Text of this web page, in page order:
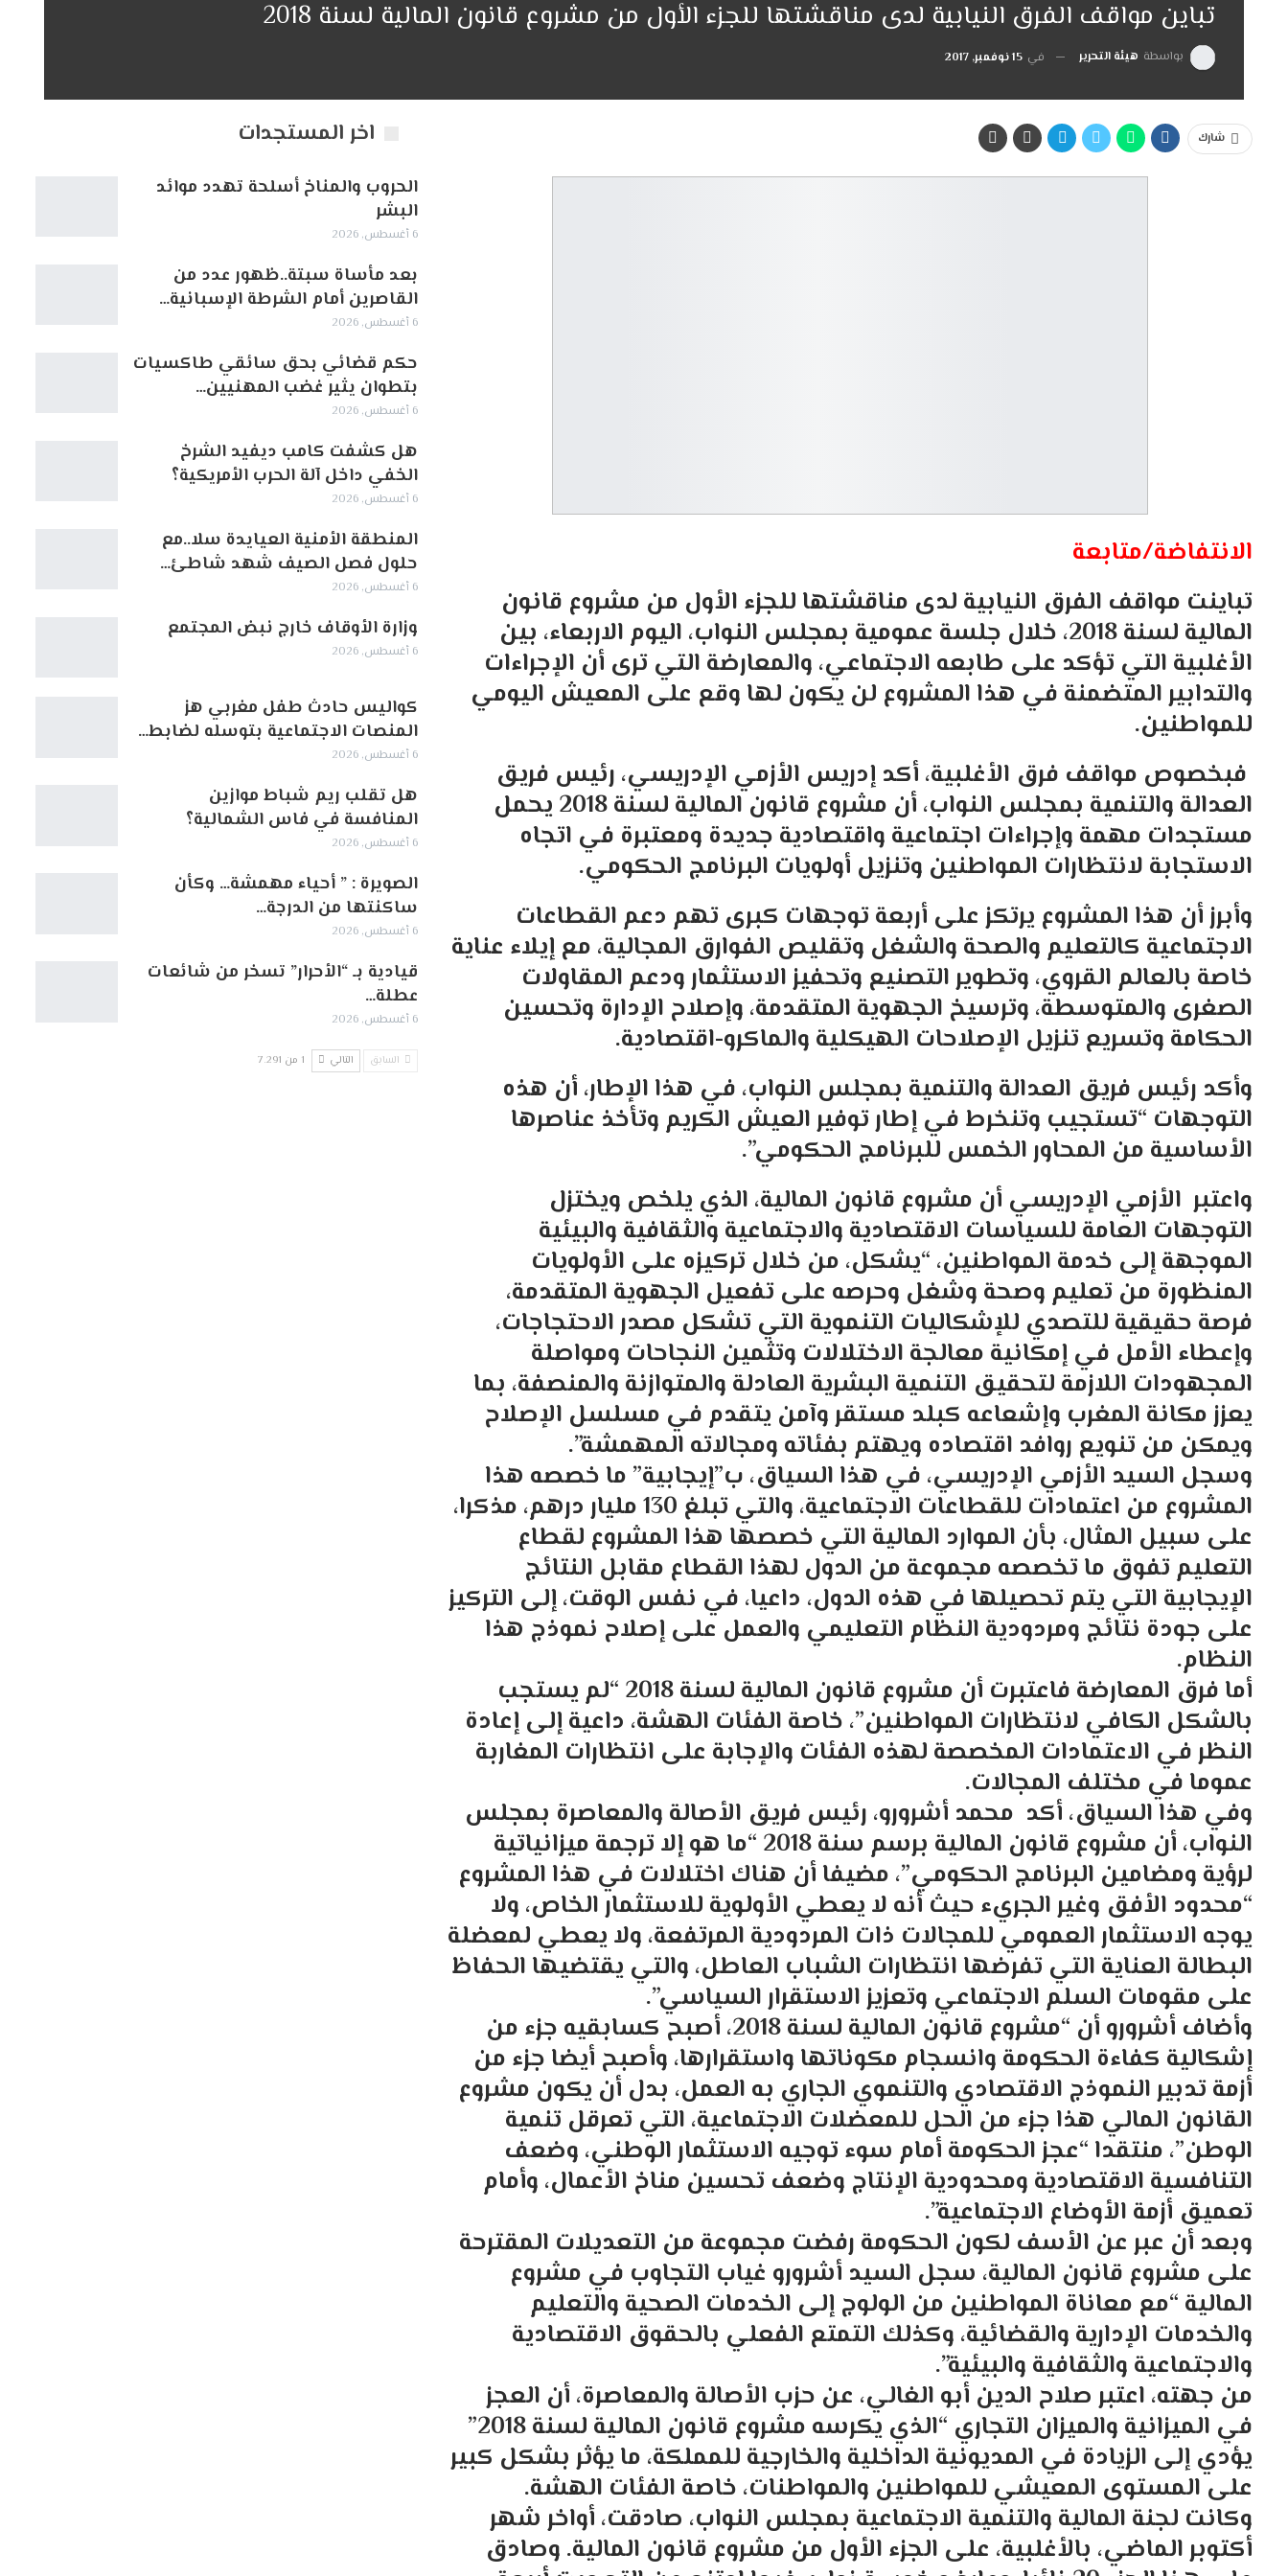
تباين مواقف الفرق النيابية لدى مناقشتها للجزء الأول من مشروع قانون المالية لسنة 2018
بواسطة هيئة التحرير في 15 نوفمبر, 2017
شارك
الانتفاضة/متابعة
تباينت مواقف الفرق النيابية لدى مناقشتها للجزء الأول من مشروع قانون
المالية لسنة 2018، خلال جلسة عمومية بمجلس النواب، اليوم الاربعاء، بين
الأغلبية التي تؤكد على طابعه الاجتماعي، والمعارضة التي ترى أن الإجراءات
والتدابير المتضمنة في هذا المشروع لن يكون لها وقع على المعيش اليومي
للمواطنين.
فبخصوص مواقف فرق الأغلبية، أكد إدريس الأزمي الإدريسي، رئيس فريق
العدالة والتنمية بمجلس النواب، أن مشروع قانون المالية لسنة 2018 يحمل
مستجدات مهمة وإجراءات اجتماعية واقتصادية جديدة ومعتبرة في اتجاه
الاستجابة لانتظارات المواطنين وتنزيل أولويات البرنامج الحكومي.
وأبرز أن هذا المشروع يرتكز على أربعة توجهات كبرى تهم دعم القطاعات
الاجتماعية كالتعليم والصحة والشغل وتقليص الفوارق المجالية، مع إيلاء عناية
خاصة بالعالم القروي، وتطوير التصنيع وتحفيز الاستثمار ودعم المقاولات
الصغرى والمتوسطة، وترسيخ الجهوية المتقدمة، وإصلاح الإدارة وتحسين
الحكامة وتسريع تنزيل الإصلاحات الهيكلية والماكرو-اقتصادية.
وأكد رئيس فريق العدالة والتنمية بمجلس النواب، في هذا الإطار، أن هذه
التوجهات “تستجيب وتنخرط في إطار توفير العيش الكريم وتأخذ عناصرها
الأساسية من المحاور الخمس للبرنامج الحكومي”.
واعتبر الأزمي الإدريسي أن مشروع قانون المالية، الذي يلخص ويختزل
التوجهات العامة للسياسات الاقتصادية والاجتماعية والثقافية والبيئية
الموجهة إلى خدمة المواطنين، “يشكل، من خلال تركيزه على الأولويات
المنظورة من تعليم وصحة وشغل وحرصه على تفعيل الجهوية المتقدمة،
فرصة حقيقية للتصدي للإشكاليات التنموية التي تشكل مصدر الاحتجاجات،
وإعطاء الأمل في إمكانية معالجة الاختلالات وتثمين النجاحات ومواصلة
المجهودات اللازمة لتحقيق التنمية البشرية العادلة والمتوازنة والمنصفة، بما
يعزز مكانة المغرب وإشعاعه كبلد مستقر وآمن يتقدم في مسلسل الإصلاح
ويمكن من تنويع روافد اقتصاده ويهتم بفئاته ومجالاته المهمشة”.
وسجل السيد الأزمي الإدريسي، في هذا السياق، ب”إيجابية” ما خصصه هذا
المشروع من اعتمادات للقطاعات الاجتماعية، والتي تبلغ 130 مليار درهم، مذكرا،
على سبيل المثال، بأن الموارد المالية التي خصصها هذا المشروع لقطاع
التعليم تفوق ما تخصصه مجموعة من الدول لهذا القطاع مقابل النتائج
الإيجابية التي يتم تحصيلها في هذه الدول، داعيا، في نفس الوقت، إلى التركيز
على جودة نتائج ومردودية النظام التعليمي والعمل على إصلاح نموذج هذا
النظام.
أما فرق المعارضة فاعتبرت أن مشروع قانون المالية لسنة 2018 “لم يستجب
بالشكل الكافي لانتظارات المواطنين”، خاصة الفئات الهشة، داعية إلى إعادة
النظر في الاعتمادات المخصصة لهذه الفئات والإجابة على انتظارات المغاربة
عموما في مختلف المجالات.
وفي هذا السياق، أكد محمد أشرورو، رئيس فريق الأصالة والمعاصرة بمجلس
النواب، أن مشروع قانون المالية برسم سنة 2018 “ما هو إلا ترجمة ميزانياتية
لرؤية ومضامين البرنامج الحكومي”، مضيفا أن هناك اختلالات في هذا المشروع
“محدود الأفق وغير الجريء حيث أنه لا يعطي الأولوية للاستثمار الخاص، ولا
يوجه الاستثمار العمومي للمجالات ذات المردودية المرتفعة، ولا يعطي لمعضلة
البطالة العناية التي تفرضها انتظارات الشباب العاطل، والتي يقتضيها الحفاظ
على مقومات السلم الاجتماعي وتعزيز الاستقرار السياسي”.
وأضاف أشرورو أن “مشروع قانون المالية لسنة 2018، أصبح كسابقيه جزء من
إشكالية كفاءة الحكومة وانسجام مكوناتها واستقرارها، وأصبح أيضا جزء من
أزمة تدبير النموذج الاقتصادي والتنموي الجاري به العمل، بدل أن يكون مشروع
القانون المالي هذا جزء من الحل للمعضلات الاجتماعية، التي تعرقل تنمية
الوطن”، منتقدا “عجز الحكومة أمام سوء توجيه الاستثمار الوطني، وضعف
التنافسية الاقتصادية ومحدودية الإنتاج وضعف تحسين مناخ الأعمال، وأمام
تعميق أزمة الأوضاع الاجتماعية”.
وبعد أن عبر عن الأسف لكون الحكومة رفضت مجموعة من التعديلات المقترحة
على مشروع قانون المالية، سجل السيد أشرورو غياب التجاوب في مشروع
المالية “مع معاناة المواطنين من الولوج إلى الخدمات الصحية والتعليم
والخدمات الإدارية والقضائية، وكذلك التمتع الفعلي بالحقوق الاقتصادية
والاجتماعية والثقافية والبيئية”.
من جهته، اعتبر صلاح الدين أبو الغالي، عن حزب الأصالة والمعاصرة، أن العجز
في الميزانية والميزان التجاري “الذي يكرسه مشروع قانون المالية لسنة 2018”
يؤدي إلى الزيادة في المديونية الداخلية والخارجية للمملكة، ما يؤثر بشكل كبير
على المستوى المعيشي للمواطنين والمواطنات، خاصة الفئات الهشة.
وكانت لجنة المالية والتنمية الاجتماعية بمجلس النواب، صادقت، أواخر شهر
أكتوبر الماضي، بالأغلبية، على الجزء الأول من مشروع قانون المالية. وصادق
اخر المستجدات
الحروب والمناخ أسلحة تهدد موائد
البشر
6 أغسطس, 2026
بعد مأساة سبتة..ظهور عدد من
القاصرين أمام الشرطة الإسبانية…
6 أغسطس, 2026
حكم قضائي بحق سائقي طاكسيات
بتطوان يثير غضب المهنيين…
6 أغسطس, 2026
هل كشفت كامب ديفيد الشرخ
الخفي داخل آلة الحرب الأمريكية؟
6 أغسطس, 2026
‏المنطقة الأمنية العيايدة سلا..مع
حلول فصل الصيف شهد شاطئ…
6 أغسطس, 2026
وزارة الأوقاف خارج نبض المجتمع
6 أغسطس, 2026
كواليس حادث طفل مغربي هز
المنصات الاجتماعية بتوسله لضابط…
6 أغسطس, 2026
هل تقلب ريم شباط موازين
المنافسة في فاس الشمالية؟
6 أغسطس, 2026
الصويرة : ” أحياء مهمشة… وكأن
ساكنتها من الدرجة…
6 أغسطس, 2026
قيادية بـ “الأحرار” تسخر من شائعات
عطلة…
6 أغسطس, 2026
السابق التالي 1 من 7٬291